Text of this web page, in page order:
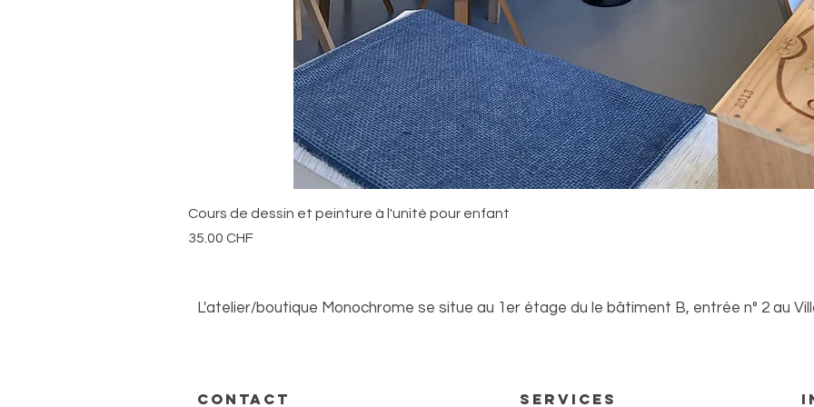
Cours de dessin et peinture à l'unité pour enfant
Prix
35.00 CHF
L'atelier/boutique Monochrome se situe au 1er étage du le bâtiment B, entrée n° 2 au
CONTACT Services